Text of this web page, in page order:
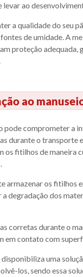
levar ao
a qualidade do seu
de umidade. A
proteção adequada,
ao
pode comprometer a
durante o transporte
os fitilhos de maneira
armazenar os fitilhos
degradação dos
corretas durante o
em contato com
disponibiliza uma
los, sendo essa